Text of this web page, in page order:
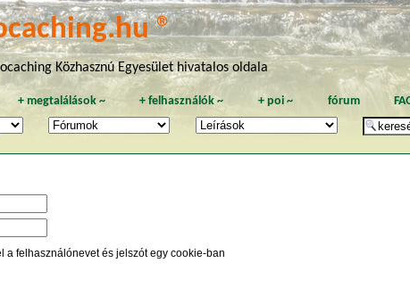
®
Közhasznú Egyesület hivatalos oldala
+ megtalálások~ +felhasználók ~ + poi~ fórum
a felhasználónevet és jelszót egy cookie-ban